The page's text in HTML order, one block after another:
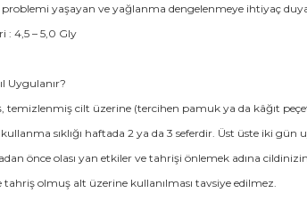
problemi yaşayan ve yağlanma dengelenmeye ihtiyaç
: 4,5 – 5,0 Gly
Uygulanır?
temizlenmiş cilt üzerine (tercihen pamuk ya da kâğıt
kullanma sıklığı haftada 2 ya da 3 seferdir. Üst üste iki
önce olası yan etkiler ve tahrişi önlemek adına
tahriş olmuş alt üzerine kullanılması tavsiye edilmez.